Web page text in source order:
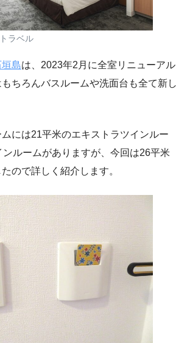
ラベル
島は、2023年2月に全室リニューアル
ちろんバスルームや洗面台も全て新し
には21平米のエキストラツインルー
ンルームがありますが、今回は26平米
ので詳しく紹介します。